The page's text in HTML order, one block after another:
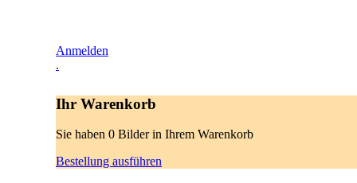
Anmelden
.
Ihr Warenkorb
Sie haben 0 Bilder in Ihrem Warenkorb
Bestellung ausführen